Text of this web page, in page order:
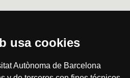
usa cookies
Autònoma de Barcelona